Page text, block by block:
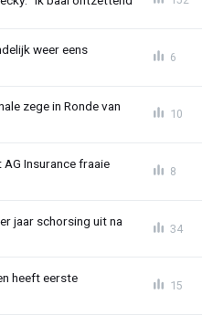
weer eens
6
zege in Ronde van
10
Insurance fraaie
8
jaar schorsing uit na
34
heeft eerste
15